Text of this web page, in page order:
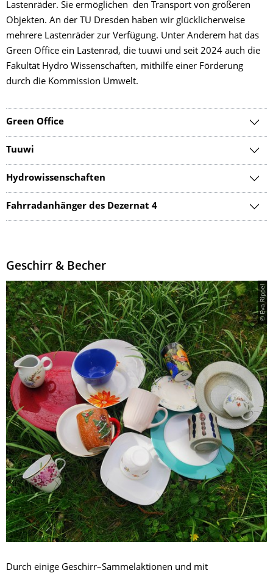
Lastenräder. Sie ermöglichen den Transport von größeren
Objekten. An der TU Dresden haben wir glücklicherweise
mehrere Lastenräder zur Verfügung. Unter Anderem hat das
Green Office ein Lastenrad, die tuuwi und seit 2024 auch die
Fakultät Hydro Wissenschaften, mithilfe einer Förderung
durch die Kommission Umwelt.
Green Office
Tuuwi
Hydrowissenschaften
Fahrradanhänger des Dezernat 4
Geschirr & Becher
© Eva Rippel
Durch einige Geschirr–Sammelaktionen und mit